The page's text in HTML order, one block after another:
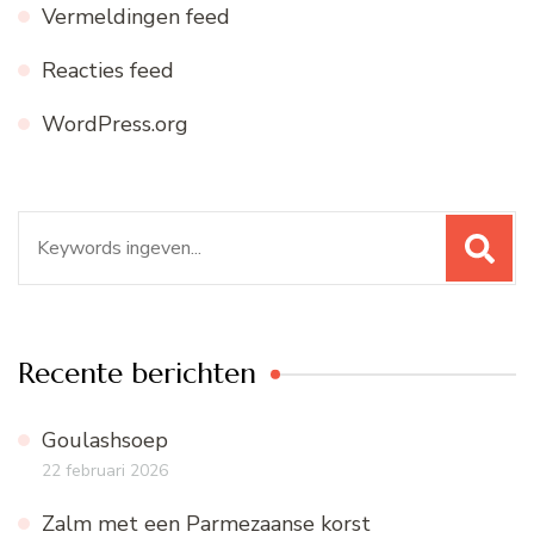
Vermeldingen feed
Reacties feed
WordPress.org
naar:
Recente berichten
Goulashsoep
22 februari 2026
Zalm met een Parmezaanse korst